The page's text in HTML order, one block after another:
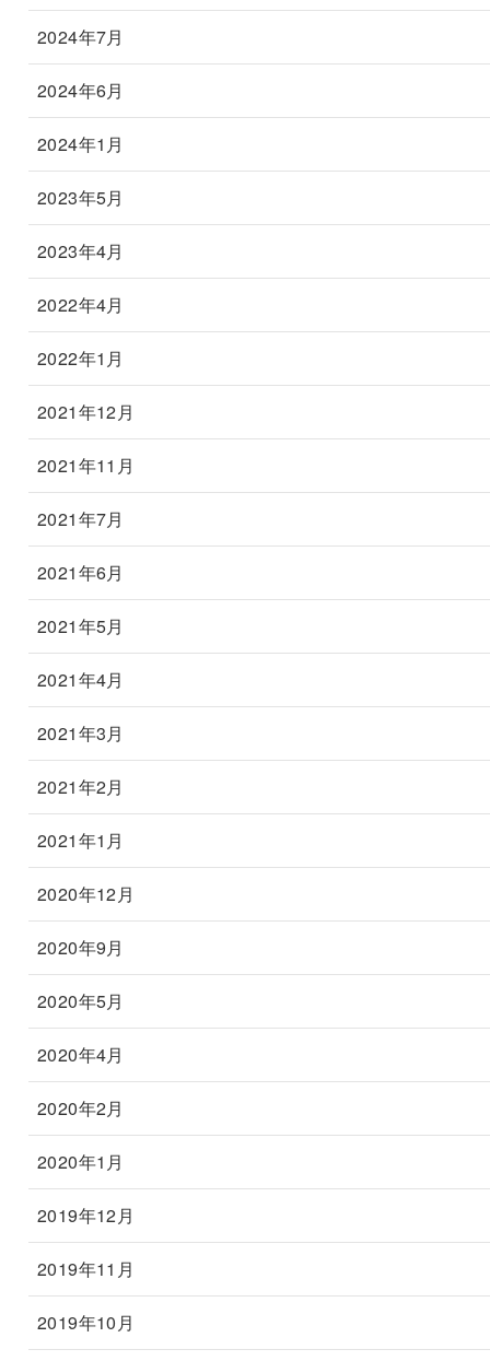
2024年7月
2024年6月
2024年1月
2023年5月
2023年4月
2022年4月
2022年1月
2021年12月
2021年11月
2021年7月
2021年6月
2021年5月
2021年4月
2021年3月
2021年2月
2021年1月
2020年12月
2020年9月
2020年5月
2020年4月
2020年2月
2020年1月
2019年12月
2019年11月
2019年10月